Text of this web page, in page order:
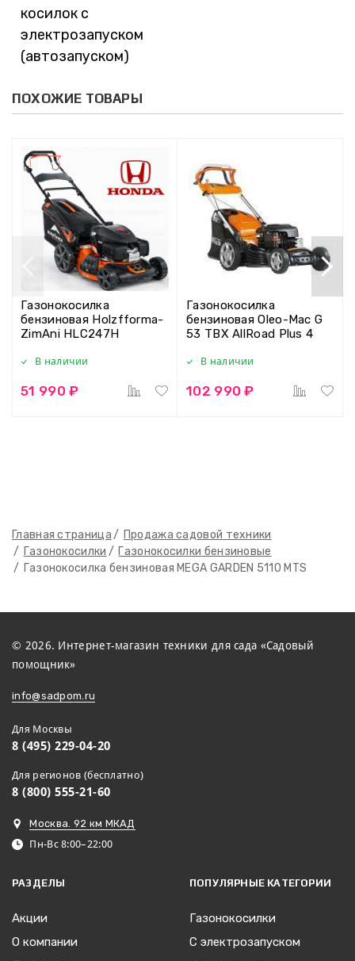
Главная страница
Продажа садовой техники
Газонокосилки
Газонокосилки бензиновые
Газонокосилка бензиновая MEGA GARDEN 5110 MTS
косилок с
электрозапуском
(автозапуском)
ПОХОЖИЕ ТОВАРЫ
Газонокосилка
бензиновая Holzfforma-
ZimAni HLC247H
В наличии
51 990 ₽
Газонокосилка
бензиновая Oleo-Mac G
53 TBX AllRoad Plus 4
В наличии
102 990 ₽
© 2026. Интернет-магазин техники для сада «Садовый
помощник»
info@sadpom.ru
Для Москвы
8 (495) 229-04-20
Для регионов (бесплатно)
8 (800) 555-21-60
Москва. 92 км МКАД
Пн-Вс 8:00–22:00
РАЗДЕЛЫ
Акции
О компании
ПОПУЛЯРНЫЕ КАТЕГОРИИ
Газонокосилки
С электрозапуском